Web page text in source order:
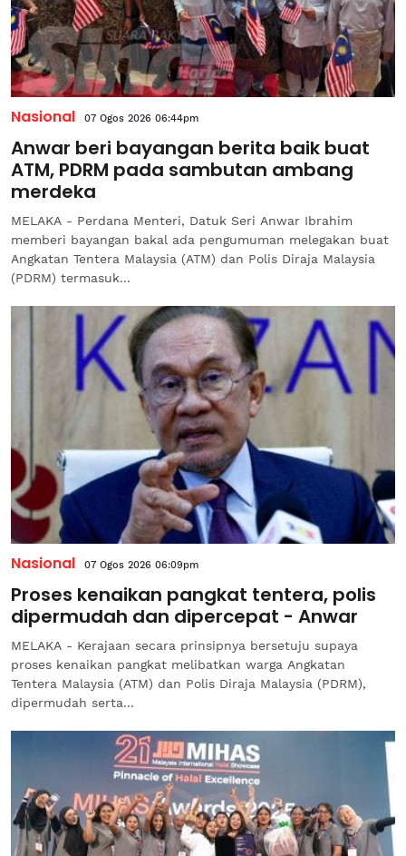
Nasional 07 Ogos 2026 06:44pm
Anwar beri bayangan berita baik buat
ATM, PDRM pada sambutan ambang
merdeka
MELAKA - Perdana Menteri, Datuk Seri Anwar Ibrahim
memberi bayangan bakal ada pengumuman melegakan buat
Angkatan Tentera Malaysia (ATM) dan Polis Diraja Malaysia
(PDRM) termasuk...
Nasional 07 Ogos 2026 06:09pm
Proses kenaikan pangkat tentera, polis
dipermudah dan dipercepat - Anwar
MELAKA - Kerajaan secara prinsipnya bersetuju supaya
proses kenaikan pangkat melibatkan warga Angkatan
Tentera Malaysia (ATM) dan Polis Diraja Malaysia (PDRM),
dipermudah serta...